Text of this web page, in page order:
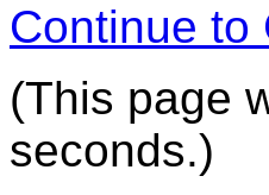
Continue to
(This page
seconds.)